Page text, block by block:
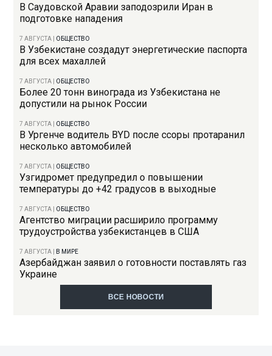
В Саудовской Аравии заподозрили Иран в
подготовке нападения
7 АВГУСТА ОБЩЕСТВО
В Узбекистане создадут энергетические паспорта
для всех махаллей
7 АВГУСТА ОБЩЕСТВО
Более 20 тонн винограда из Узбекистана не
допустили на рынок России
7 АВГУСТА ОБЩЕСТВО
В Ургенче водитель BYD после ссоры протаранил
несколько автомобилей
7 АВГУСТА ОБЩЕСТВО
Узгидромет предупредил о повышении
температуры до +42 градусов в выходные
7 АВГУСТА ОБЩЕСТВО
Агентство миграции расширило программу
трудоустройства узбекистанцев в США
7 АВГУСТА В МИРЕ
Азербайджан заявил о готовности поставлять газ
Украине
ВСЕ НОВОСТИ